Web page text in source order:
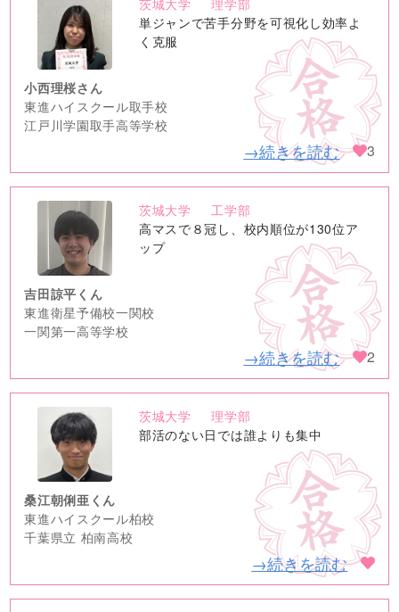
no
image
茨城大学
理学部
単ジャンで苦手分野を可視化し効率よ
く克服
小西理桜さん
東進ハイスクール取手校
江戸川学園取手高等学校
→続きを読む 3
no
image
茨城大学
工学部
高マスで８冠し、校内順位が130位ア
ップ
吉田諒平くん
東進衛星予備校一関校
一関第一高等学校
→続きを読む 2
no
image
茨城大学
理学部
部活のない日では誰よりも集中
桑江朝俐亜くん
東進ハイスクール柏校
千葉県立 柏南高校
→続きを読む